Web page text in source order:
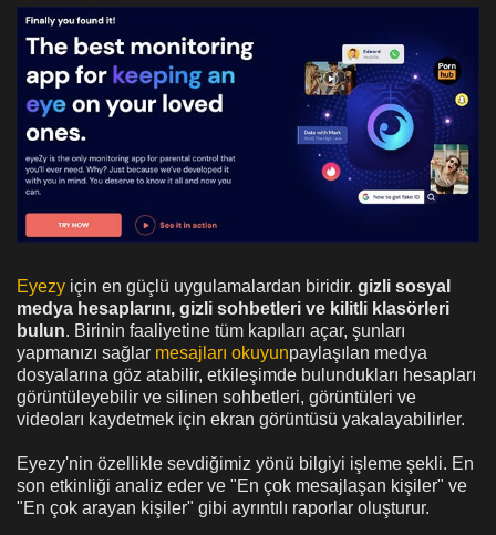
Eyezy için en güçlü uygulamalardan biridir. gizli sosyal
medya hesaplarını, gizli sohbetleri ve kilitli klasörleri
bulun. Birinin faaliyetine tüm kapıları açar, şunları
yapmanızı sağlar mesajları okuyunpaylaşılan medya
dosyalarına göz atabilir, etkileşimde bulundukları hesapları
görüntüleyebilir ve silinen sohbetleri, görüntüleri ve
videoları kaydetmek için ekran görüntüsü yakalayabilirler.
Eyezy'nin özellikle sevdiğimiz yönü bilgiyi işleme şekli. En
son etkinliği analiz eder ve "En çok mesajlaşan kişiler" ve
"En çok arayan kişiler" gibi ayrıntılı raporlar oluşturur.